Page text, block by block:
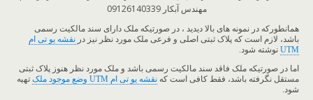
مهندس آبکار 09126140339
همانطورکه در نمونه های بالا دیدید ، در صورتیکه ملک دارای سند مالکیت رسمی
باشد، لازم است که پلاک ثبتی اصلی و فرعی ملک مورد نظر نیز در نقشه یو تی ام
UTM نوشته شود.
اما در صورتیکه ملک فاقد سند مالکیت رسمی باشد و ملک مورد نظر هنوز پلاک ثبتی
مستقل نگرفته باشد، فقط کافی است که نقشه یو تی ام UTM وضع موجود ملک
تهیه
شود.